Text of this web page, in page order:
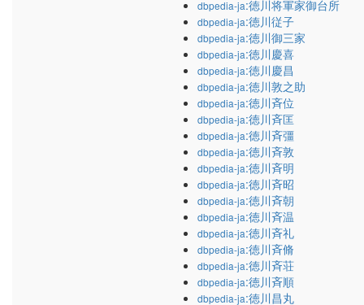
dbpedia-ja:徳川将軍家御台所
dbpedia-ja:徳川従子
dbpedia-ja:徳川御三家
dbpedia-ja:徳川慶喜
dbpedia-ja:徳川慶昌
dbpedia-ja:徳川敦之助
dbpedia-ja:徳川斉位
dbpedia-ja:徳川斉匡
dbpedia-ja:徳川斉彊
dbpedia-ja:徳川斉敦
dbpedia-ja:徳川斉明
dbpedia-ja:徳川斉昭
dbpedia-ja:徳川斉朝
dbpedia-ja:徳川斉温
dbpedia-ja:徳川斉礼
dbpedia-ja:徳川斉脩
dbpedia-ja:徳川斉荘
dbpedia-ja:徳川斉順
dbpedia-ja:徳川昌丸